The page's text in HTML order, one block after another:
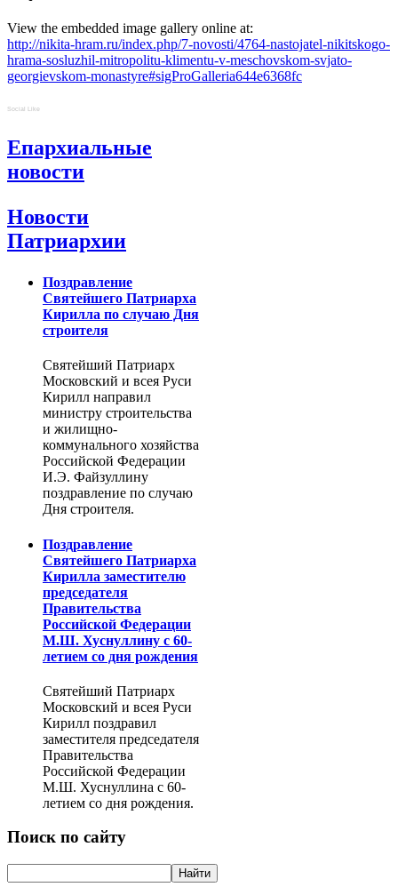
View the embedded image gallery online at:
http://nikita-hram.ru/index.php/7-novosti/4764-nastojatel-nikitskogo-
hrama-sosluzhil-mitropolitu-klimentu-v-meschovskom-svjato-
georgievskom-monastyre#sigProGalleria644e6368fc
Social Like
Епархиальные
новости
Новости
Патриархии
Поздравление
Святейшего Патриарха
Кирилла по случаю Дня
строителя
Святейший Патриарх
Московский и всея Руси
Кирилл направил
министру строительства
и жилищно-
коммунального хозяйства
Российской Федерации
И.Э. Файзуллину
поздравление по случаю
Дня строителя.
Поздравление
Святейшего Патриарха
Кирилла заместителю
председателя
Правительства
Российской Федерации
М.Ш. Хуснуллину с 60-
летием со дня рождения
Святейший Патриарх
Московский и всея Руси
Кирилл поздравил
заместителя председателя
Правительства
Российской Федерации
М.Ш. Хуснуллина с 60-
летием со дня рождения.
Поиск по сайту